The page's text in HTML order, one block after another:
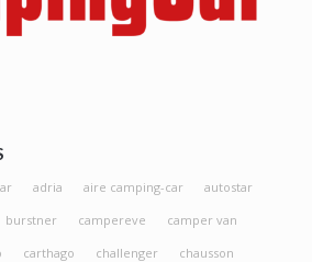
adria aire camping-car
autostar
burstner campereve
camper van
carthago challenger
chausson